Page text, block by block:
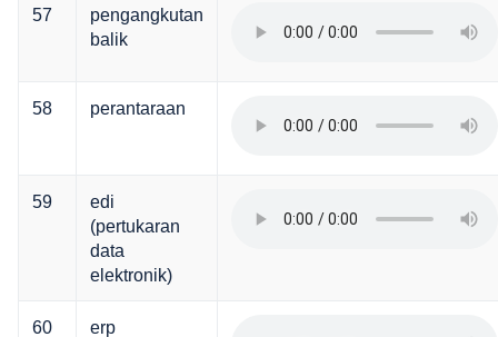
57
pengangkutan
balik
58 perantaraan
59
edi
(pertukaran
data
elektronik)
60
erp